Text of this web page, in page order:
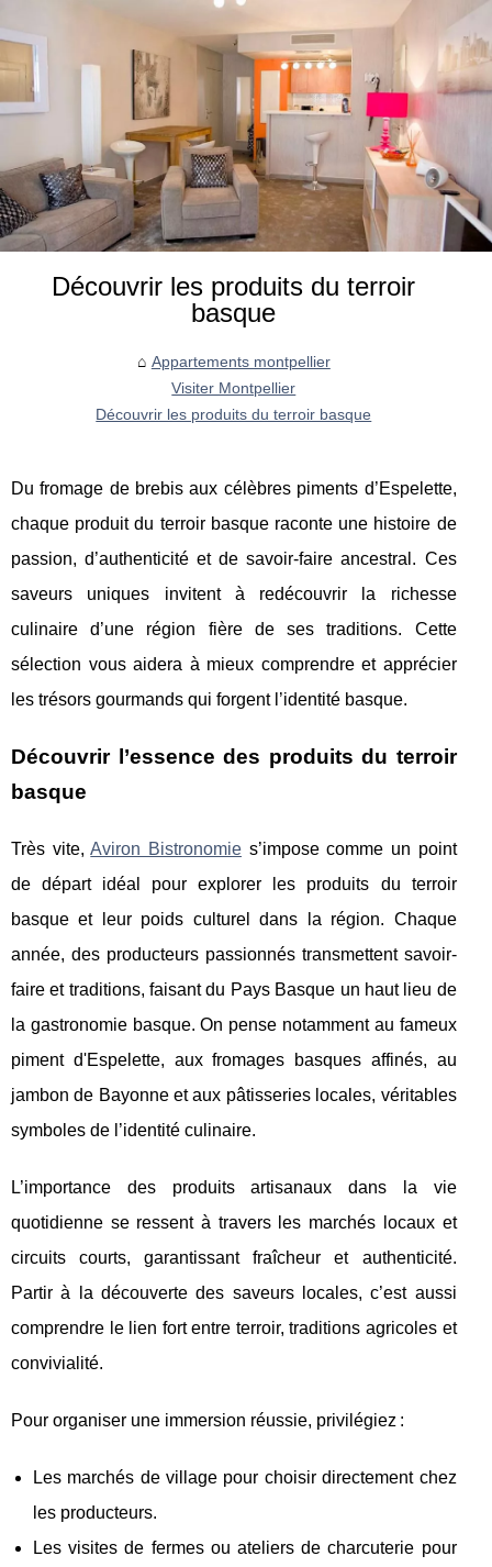
Découvrir les produits du terroir
basque
Appartements montpellier
Visiter Montpellier
Découvrir les produits du terroir basque
Du fromage de brebis aux célèbres piments d’Espelette,
chaque produit du terroir basque raconte une histoire de
passion, d’authenticité et de savoir-faire ancestral. Ces
saveurs uniques invitent à redécouvrir la richesse
culinaire d’une région fière de ses traditions. Cette
sélection vous aidera à mieux comprendre et apprécier
les trésors gourmands qui forgent l’identité basque.
Découvrir l’essence des produits du terroir
basque
Très vite,Aviron Bistronomies’impose comme un point
de départ idéal pour explorer les produits du terroir
basque et leur poids culturel dans la région. Chaque
année, des producteurs passionnés transmettent savoir-
faire et traditions, faisant du Pays Basque un haut lieu de
la gastronomie basque. On pense notamment au fameux
piment d'Espelette, aux fromages basques affinés, au
jambon de Bayonne et aux pâtisseries locales, véritables
symboles de l’identité culinaire.
L’importance des produits artisanaux dans la vie
quotidienne se ressent à travers les marchés locaux et
circuits courts, garantissant fraîcheur et authenticité.
Partir à la découverte des saveurs locales, c’est aussi
comprendre le lien fort entre terroir, traditions agricoles et
convivialité.
Pour organiser une immersion réussie, privilégiez :
Les marchés de village pour choisir directement chez
les producteurs.
Les visites de fermes ou ateliers de charcuterie pour